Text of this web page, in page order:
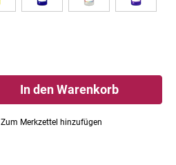
In den Warenkorb
Zum Merkzettel hinzufügen